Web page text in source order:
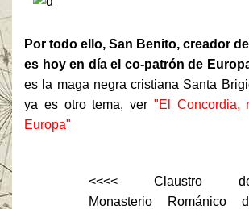
Por todo ello, San Benito, creador
es hoy en día el co-patrón de
es la maga negra cristiana Santa
ya es otro tema, ver "El Concordia,
Europa"
<<<< Claustro
Monasterio Románico